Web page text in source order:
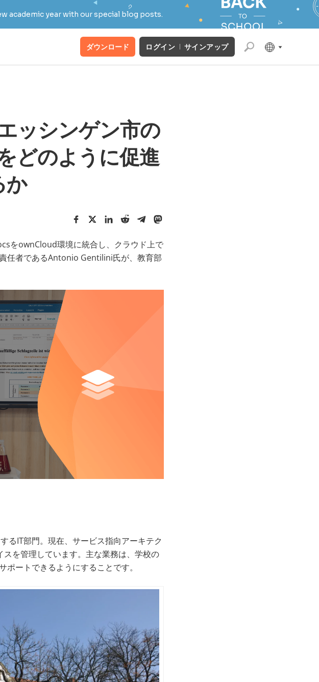
academic year with our special blog posts.
ダウンロード ログイン サインアップ
ッシンゲン市の
どのように促進
か
をownCloud環境に統合し、クラウド上で
任者であるAntonio Gentilini氏が、教育部
るIT部門。現在、サービス指向アーキテク
を管理しています。主な業務は、学校の
ートできるようにすることです。